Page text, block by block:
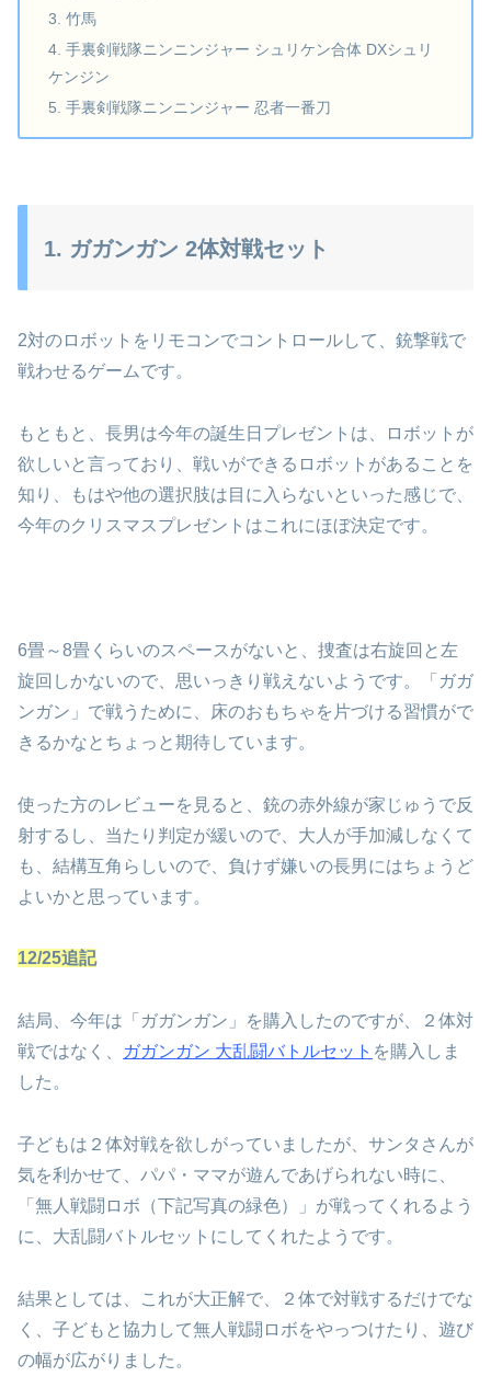
3. 竹馬
4. 手裏剣戦隊ニンニンジャー シュリケン合体 DXシュリ
ケンジン
5. 手裏剣戦隊ニンニンジャー 忍者一番刀
1. ガガンガン 2体対戦セット
2対のロボットをリモコンでコントロールして、銃撃戦で
戦わせるゲームです。
もともと、長男は今年の誕生日プレゼントは、ロボットが
欲しいと言っており、戦いができるロボットがあることを
知り、もはや他の選択肢は目に入らないといった感じで、
今年のクリスマスプレゼントはこれにほぼ決定です。
6畳～8畳くらいのスペースがないと、捜査は右旋回と左
旋回しかないので、思いっきり戦えないようです。「ガガ
ンガン」で戦うために、床のおもちゃを片づける習慣がで
きるかなとちょっと期待しています。
使った方のレビューを見ると、銃の赤外線が家じゅうで反
射するし、当たり判定が緩いので、大人が手加減しなくて
も、結構互角らしいので、負けず嫌いの長男にはちょうど
よいかと思っています。
12/25追記
結局、今年は「ガガンガン」を購入したのですが、２体対
戦ではなく、
ガガンガン 大乱闘バトルセット を購入しま
した。
子どもは２体対戦を欲しがっていましたが、サンタさんが
気を利かせて、パパ・ママが遊んであげられない時に、
「無人戦闘ロボ（下記写真の緑色）」が戦ってくれるよう
に、大乱闘バトルセットにしてくれたようです。
結果としては、これが大正解で、２体で対戦するだけでな
く、子どもと協力して無人戦闘ロボをやっつけたり、遊び
の幅が広がりました。